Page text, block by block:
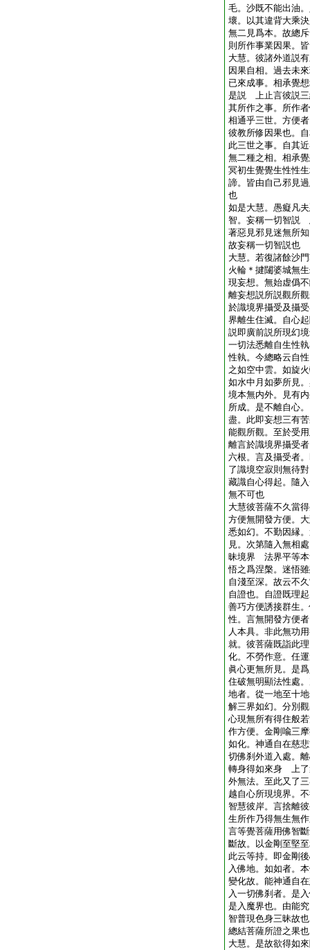
毛。沙既不能出油
壞。以其違背大乘
無二見爲本。故總
則所作事業因果。
大慧。彼諸外道説
因果自相。過去未
已來成事。相承覺
是説 上止言彼説三
其所作之事。所作
相通乎三世。方便
彼教所修因果也。
此三世之事。自其
無二種之相。相承
冥初生覺覺生性性
諦。皆由自己邪見
也
如是大慧。愚癡凡
智。妄稱一切智説
著惡見邪見迷無所
故妄稱一切智説也
大慧。若復諸餘沙
火輪＊揵闥婆城無
現妄想。無始虚僞
離妄想説所説觀所
於識境界攝受及攝
界離生住滅。自心
説即廣前説所現幻
一切法悉離自生性
性執。今總略云自
之如空中雲。如旋
如水中月如夢所見
境本無内外。見有
所成。是不離自心
盡。此即妄想三有
能觀所觀。至於受
離言於識境界攝受
六根。言及攝受者
了識境空寂則無待
藏識自心得起。隨
無不可也
大慧彼菩薩不久當
方便無開發方便。
悉如幻。不勤因縁
見。次第隨入無相
昧境界 法界平等本
悟之爲涅槃。迷悟
自淺至深。故云不
自證也。自證既理
善巧方便誘接群生
性。言無開發方便
人本具。非此無功
就。彼菩薩既詣此
化。不勞作意。任
眞心更無所見。是
住破無明顯法性處
地者。從一地至十
解三界如幻。分別
心現無所有得住般
作方便。金剛喩三
如化。神通自在慈
切佛刹外道入處。
轉身得如來身 上了
外無法。至此又了
越自心所現境界。
智慧彼岸。言捨離
生所作乃得無生無
言等覺菩薩用佛智
斷故。以金剛至堅
此云等持。即金剛
入佛地。如如者。
變化故。能神通自
入一切佛刹者。是
是入魔界也。由能
智普現色身三昧故
總結菩薩所證之果也
大慧。是故欲得如